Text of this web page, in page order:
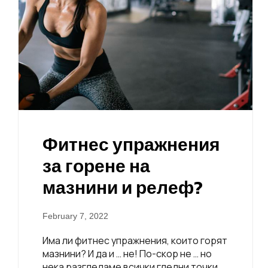
Фитнес упражнения
за горене на
мазнини и релеф?
February 7, 2022
Има ли фитнес упражнения, които горят
мазнини? И да и … не! По-скор не … но